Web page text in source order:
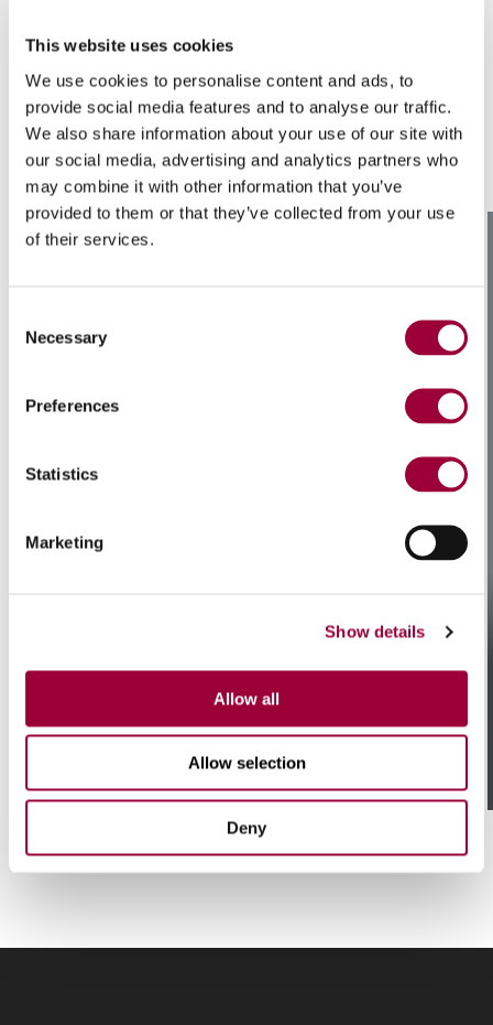
This website uses cookies
We use cookies to personalise content and ads, to
provide social media features and to analyse our traffic.
We also share information about your use of our site with
our social media, advertising and analytics partners who
may combine it with other information that you’ve
provided to them or that they’ve collected from your use
of their services.
Selection
Necessary
Preferences
Statistics
Marketing
Show details
Allow all
Allow selection
Deny
Highlights tecnologici
Meccanica resistente e